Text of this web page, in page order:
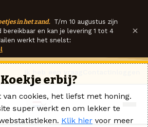
in het zand. T/m 10 augustus zijn
en kan je levering 1 tot 4
werkt het snelst:
×
Koekje erbij?
van cookies, het liefst met honing.
super werkt en om lekker te
Klik hier voor meer